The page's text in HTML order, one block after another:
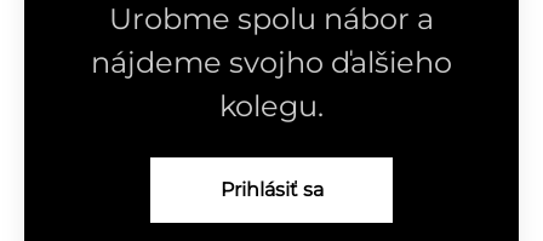
Urobme spolu nábor a
nájdeme svojho ďalšieho
kolegu.
Prihlásiť sa